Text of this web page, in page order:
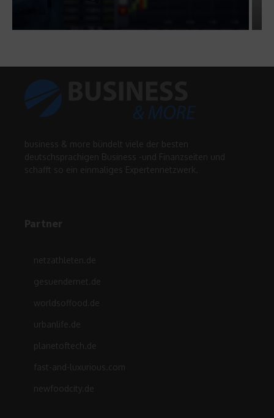
business & more bündelt viele der besten
deutschsprachigen Business -und Finanzseiten und
schafft so ein einmaliges Expertennetzwerk.
Partner
netzathleten.de
gesuendernet.de
worldsoffood.de
urbanlife.de
planetoftech.de
fast-and-luxurious.com
newfoodcity.de